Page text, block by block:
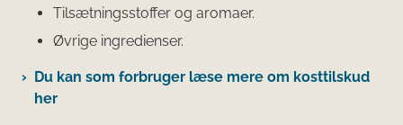
Tilsætningsstoffer og aromaer.
Øvrige ingredienser.
Du kan som forbruger læse mere om kosttilskud
her